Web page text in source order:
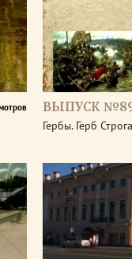
ВЫПУСК
Гербы. Герб